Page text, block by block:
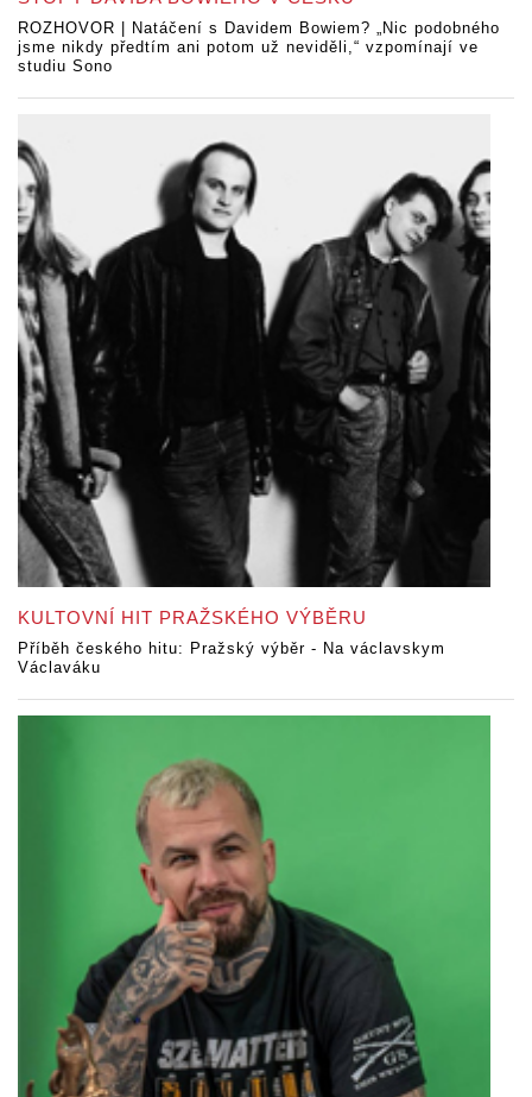
ROZHOVOR | Natáčení s Davidem Bowiem? „Nic podobného
jsme nikdy předtím ani potom už neviděli,“ vzpomínají ve
studiu Sono
KULTOVNÍ HIT PRAŽSKÉHO VÝBĚRU
Příběh českého hitu: Pražský výběr - Na václavskym
Václaváku